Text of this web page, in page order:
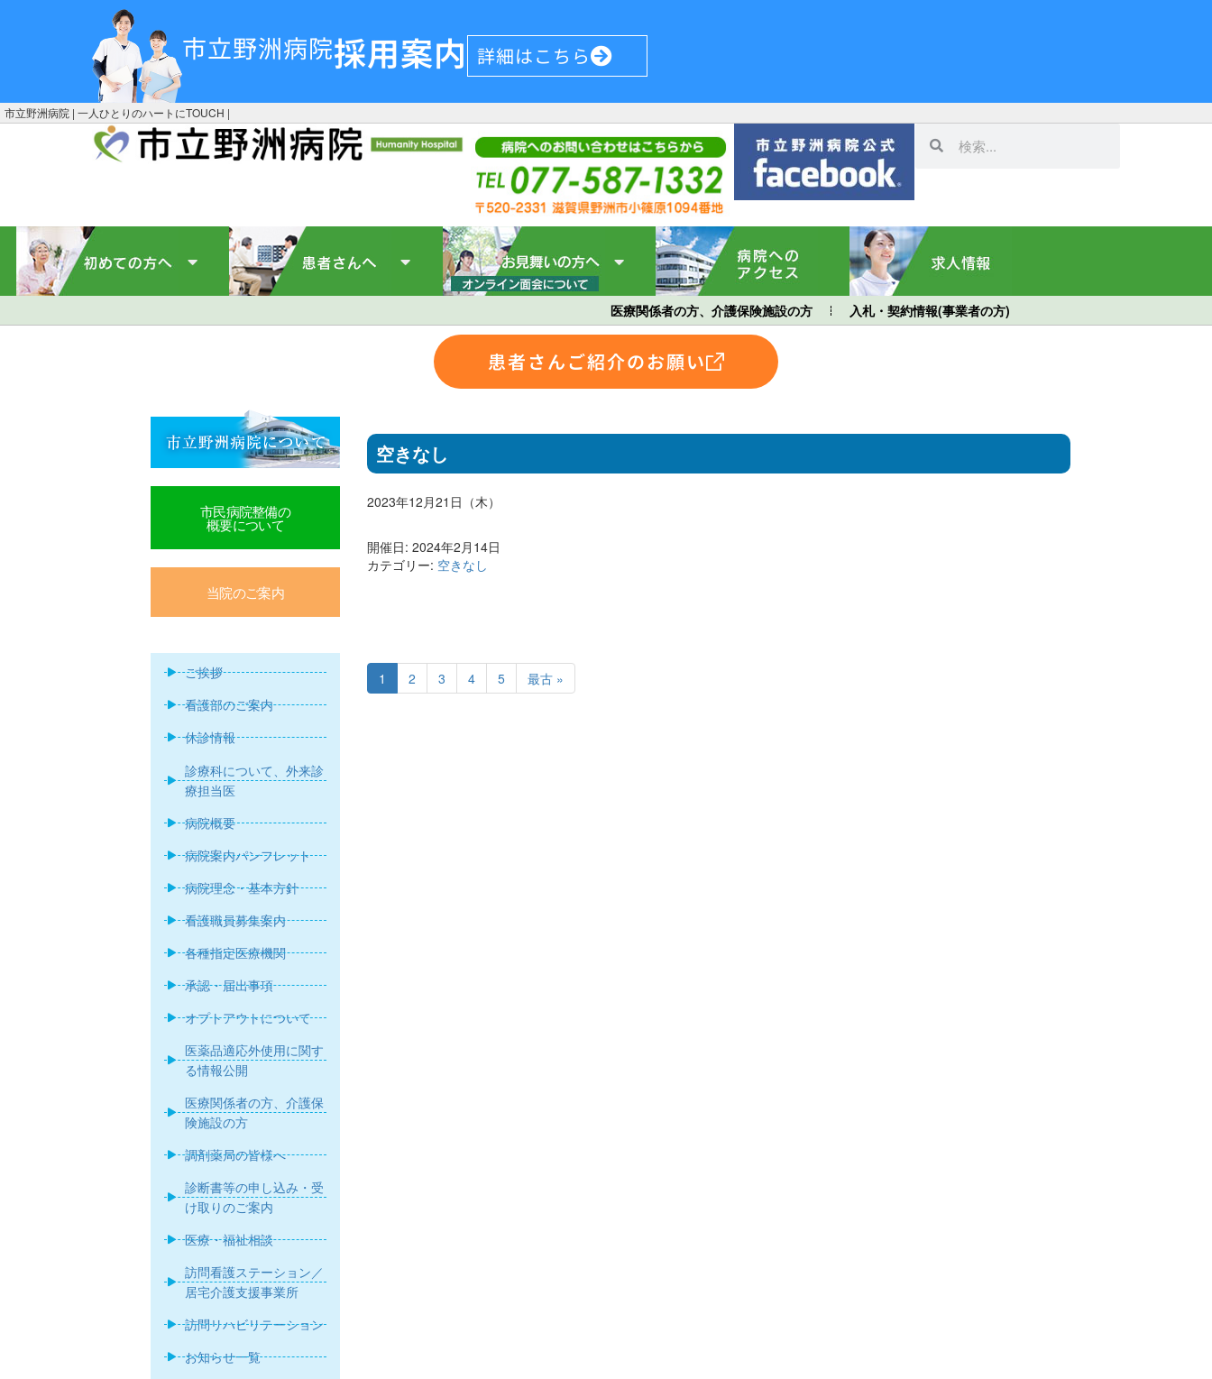
市立野洲病院採用案内 詳細はこちら
市立野洲病院 | 一人ひとりのハートにTOUCH |
医療関係者の方、介護保険施設の方 入札・契約情報(事業者の方)
患者さんご紹介のお願い
空きなし
2023年12月21日（木）
開催日: 2024年2月14日
カテゴリー: 空きなし
1 2 3 4 5 最古 »
市民病院整備の
概要について
当院のご案内
ご挨拶
看護部のご案内
休診情報
診療科について、外来診
療担当医
病院概要
病院案内パンフレット
病院理念・基本方針
看護職員募集案内
各種指定医療機関
承認・届出事項
オプトアウトについて
医薬品適応外使用に関す
る情報公開
医療関係者の方、介護保
険施設の方
調剤薬局の皆様へ
診断書等の申し込み・受
け取りのご案内
医療・福祉相談
訪問看護ステーション／
居宅介護支援事業所
訪問リハビリテーション
お知らせ一覧